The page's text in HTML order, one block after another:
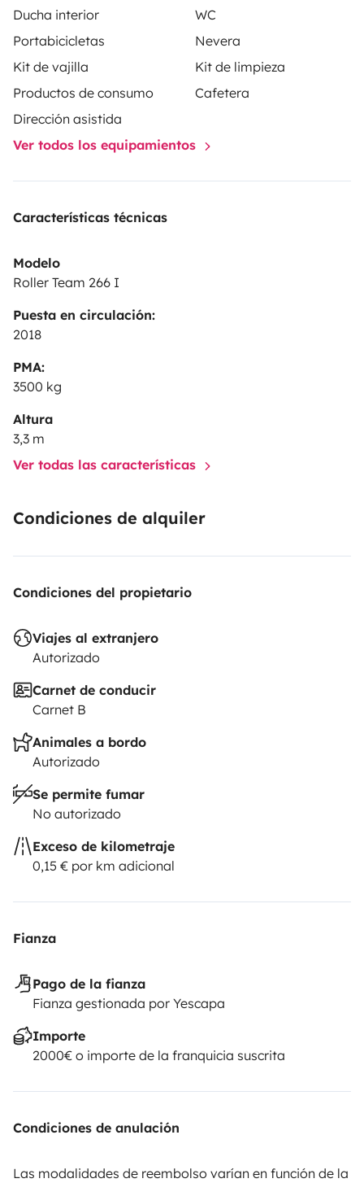
Ducha interior
WC
Portabicicletas
Nevera
Kit de vajilla
Kit de limpieza
Productos de consumo
Cafetera
Dirección asistida
Ver todos los equipamientos
Características técnicas
Modelo
Roller Team 266 I
Puesta en circulación:
2018
PMA:
3500 kg
Altura
3,3 m
Ver todas las características
Condiciones de alquiler
Condiciones del propietario
Viajes al extranjero
Autorizado
Carnet de conducir
Carnet B
Animales a bordo
Autorizado
Se permite fumar
No autorizado
Exceso de kilometraje
0,15 € por km adicional
Fianza
Pago de la fianza
Fianza gestionada por Yescapa
Importe
2000€ o importe de la franquicia suscrita
Condiciones de anulación
Las modalidades de reembolso varían en función de la